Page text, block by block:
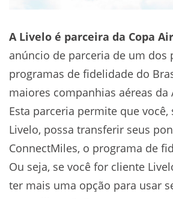
A Livelo é parceira da Copa
anúncio de parceria de um dos
programas de fidelidade do
maiores companhias aéreas da
Esta parceria permite que
Livelo, possa transferir seus
ConnectMiles, o programa de
Ou seja, se você for cliente
ter mais uma opção para usar